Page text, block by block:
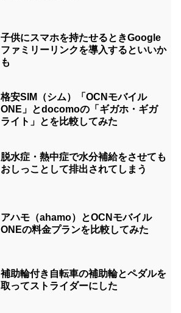
子供にスマホを持たせるときGoogle
ファミリーリンクを導入するといいか
も
格安SIM（シム）「OCNモバイル
ONE」とdocomoの「ギガホ・ギガ
ライト」とを比較してみた
脱水症・熱中症で水分補給をさせても
おしっことして排出されてしまう
アハモ（ahamo）とOCNモバイル
ONEの料金プランを比較してみた
補助輪付き自転車の補助輪とペダルを
取ってストライダーにした